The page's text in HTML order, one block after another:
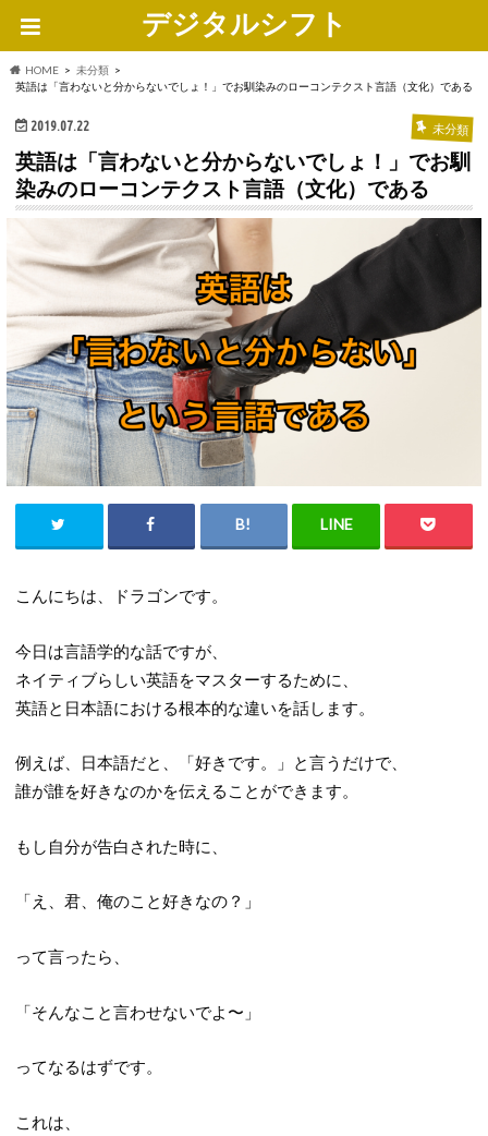
デジタルシフト
HOME
未分類
英語は「言わないと分からないでしょ！」でお馴染みのローコンテクスト言語（文化）である
2019.07.22 未分類
英語は「言わないと分からないでしょ！」でお馴
染みのローコンテクスト言語（文化）である
こんにちは、ドラゴンです。
今日は言語学的な話ですが、
ネイティブらしい英語をマスターするために、
英語と日本語における根本的な違いを話します。
例えば、日本語だと、「好きです。」と言うだけで、
誰が誰を好きなのかを伝えることができます。
もし自分が告白された時に、
「え、君、俺のこと好きなの？」
って言ったら、
「そんなこと言わせないでよ〜」
ってなるはずです。
これは、